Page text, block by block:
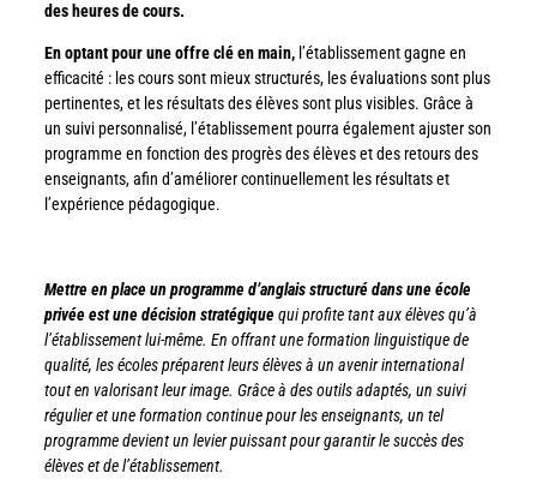
des heures de cours.
En optant pour une offre clé en main,l’établissement gagne en
efficacité : les cours sont mieux structurés, les évaluations sont plus
pertinentes, et les résultats des élèves sont plus visibles. Grâce à
un suivi personnalisé, l’établissement pourra également ajuster son
programme en fonction des progrès des élèves et des retours des
enseignants, afin d’améliorer continuellement les résultats et
l’expérience pédagogique.
Mettre en place un programme d’anglais structuré dans une école
privée est une décision stratégique qui profite tant aux élèves qu’à
l’établissement lui-même. En offrant une formation linguistique de
qualité, les écoles préparent leurs élèves à un avenir international
tout en valorisant leur image. Grâce à des outils adaptés, un suivi
régulier et une formation continue pour les enseignants, un tel
programme devient un levier puissant pour garantir le succès des
élèves et de l’établissement.